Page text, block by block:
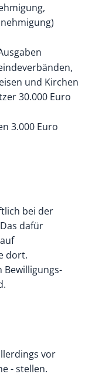
und Kirchen
30.000 Euro
3.000 Euro
bei der
dafür
dort.
Bewilligungs-
vor
- stellen.